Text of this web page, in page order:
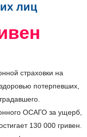
лиц
страховки на
потерпевших,
ОСАГО за ущерб,
130 000 гривен.